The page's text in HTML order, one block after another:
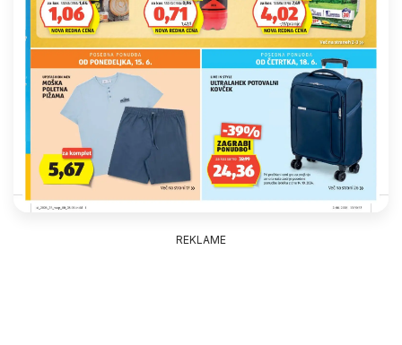
REKLAME